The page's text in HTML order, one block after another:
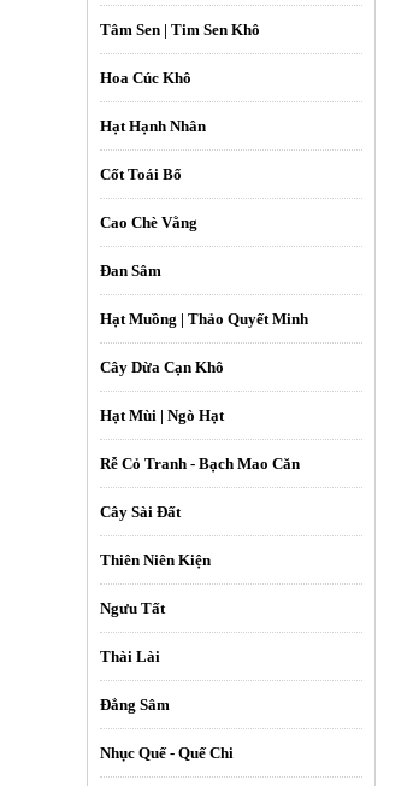
Tâm Sen | Tim Sen Khô
Hoa Cúc Khô
Hạt Hạnh Nhân
Cốt Toái Bổ
Cao Chè Vằng
Đan Sâm
Hạt Muồng | Thảo Quyết Minh
Cây Dừa Cạn Khô
Hạt Mùi | Ngò Hạt
Rễ Cỏ Tranh - Bạch Mao Căn
Cây Sài Đất
Thiên Niên Kiện
Ngưu Tất
Thài Lài
Đẳng Sâm
Nhục Quế - Quế Chi